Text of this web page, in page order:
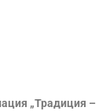
„Традиция –